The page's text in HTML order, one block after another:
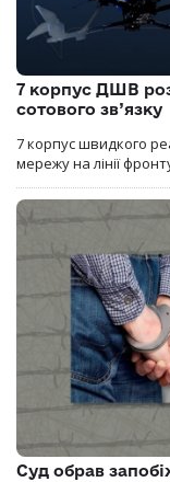
7 корпус ДШВ
сотового зв’язку
7 корпус швидкого
мережу на лінії
Суд обрав